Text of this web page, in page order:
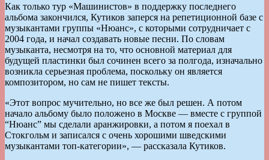
Как только тур «Машинистов» в поддержку последнего
альбома закончился, Кутиков заперся на репетиционной базе с
музыкантами группы «Нюанс», с которыми сотрудничает с
2004 года, и начал создавать новые песни. По словам
музыканта, несмотря на то, что основной материал для
будущей пластинки был сочинен всего за полгода, изначально
возникла серьезная проблема, поскольку он является
композитором, но сам не пишет тексты.
«Этот вопрос мучительно, но все же был решен. А потом
начало альбому было положено в Москве — вместе с группой
“Нюанс” мы сделали аранжировки, а потом я поехал в
Стокгольм и записался с очень хорошими шведскими
музыкантами топ-категории», — рассказала Кутиков.